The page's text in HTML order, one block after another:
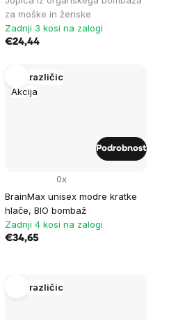
za moške in ženske
Zadnji 3 kosi na zalogi
€24,44
Akcija
Več različic
BrainMax unisex modre kratke
hlače, BIO bombaž
0x
Zadnji 4 kosi na zalogi
€34,65
Podrobnost
Več različic